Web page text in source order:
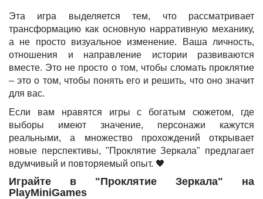
Эта игра выделяется тем, что рассматривает
трансформацию как основную нарративную механику,
а не просто визуальное изменение. Ваша личность,
отношения и направление истории развиваются
вместе. Это не просто о том, чтобы сломать проклятие
– это о том, чтобы понять его и решить, что оно значит
для вас.
Если вам нравятся игры с богатым сюжетом, где
выборы имеют значение, персонажи кажутся
реальными, а множество прохождений открывает
новые перспективы, "Проклятие Зеркала" предлагает
вдумчивый и повторяемый опыт. 🖤
Играйте в "Проклятие Зеркала" на
PlayMiniGames